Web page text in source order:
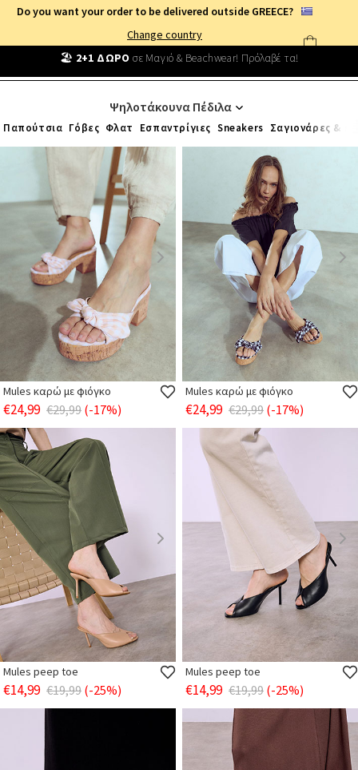
Do you want your order to be delivered outside GREECE?
Change country
Δωρεάν Μεταφορικά
από25€!
Συνδέσου κι επωφελήσου
καθημερινά !
Ψηλοτάκουνα Πέδιλα
Παπούτσια Γόβες Φλατ Εσπαντρίγιες Sneakers Σαγιονάρες &
Mules καρώ με φιόγκο
€24,99 €29,99 (-17%)
Mules καρώ με φιόγκο
€24,99 €29,99 (-17%)
Mules peep toe
€14,99 €19,99 (-25%)
Mules peep toe
€14,99 €19,99 (-25%)